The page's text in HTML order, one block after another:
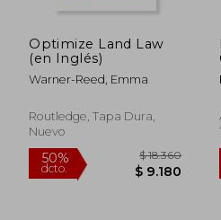
Optimize Land Law
(en Inglés)
Warner-Reed, Emma
Routledge, Tapa Dura,
Nuevo